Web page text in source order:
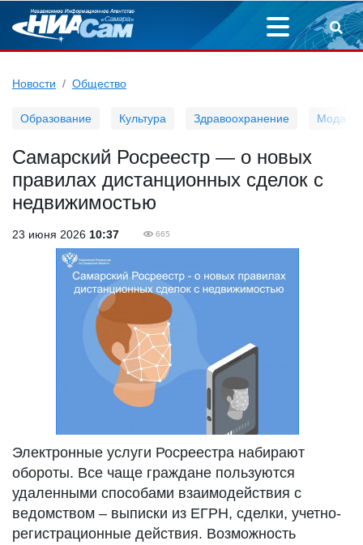
Новости Общество
Образование Культура Здравоохранение Мода
Самарский Росреестр — о новых
правилах дистанционных сделок с
недвижимостью
23 июня 2026 10:37 665
Электронные услуги Росреестра набирают
обороты. Все чаще граждане пользуются
удаленными способами взаимодействия с
ведомством – выписки из ЕГРН, сделки, учетно-
регистрационные действия. Возможность